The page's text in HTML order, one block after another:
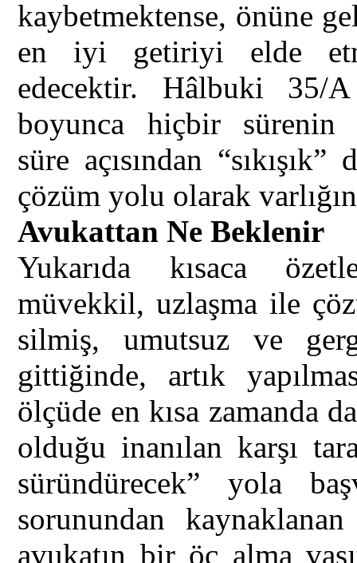
kaybetmektense, önüne
en iyi getiriyi elde
edecektir. Hâlbuki 35/
boyunca hiçbir sürenin
süre açısından
çözüm yolu olarak
Avukattan Ne Beklenir
Yukarıda kısaca
müvekkil, uzlaşma ile
silmiş, umutsuz ve
gittiğinde, artık
ölçüde en kısa zamanda
olduğu inanılan karşı
süründürecek” yola
sorunundan
avukatın bir öç alma